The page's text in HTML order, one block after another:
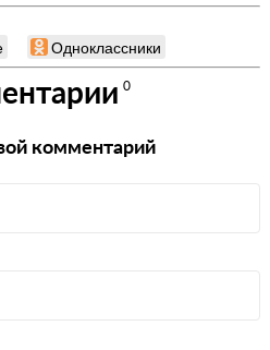
Одноклассники
0
комментарий